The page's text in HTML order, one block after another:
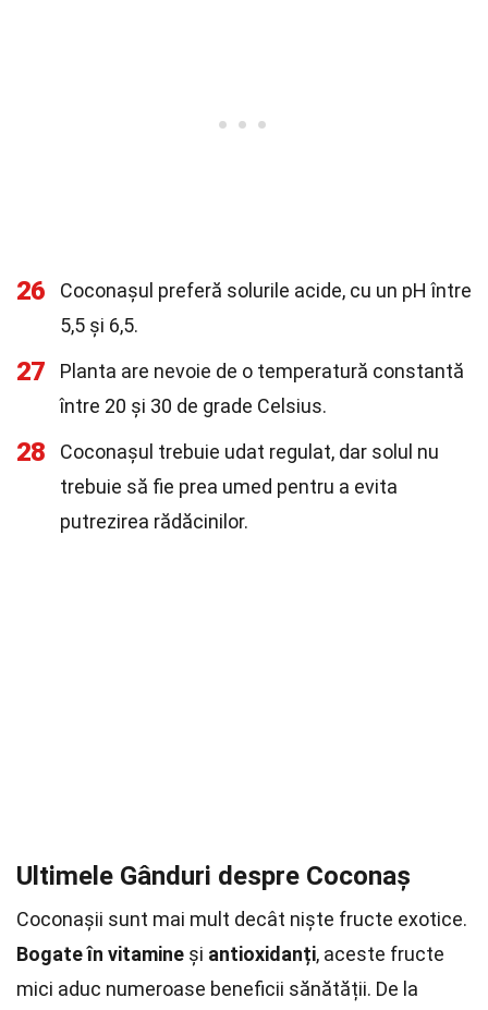
26
Coconașul preferă solurile acide, cu un pH între
5,5 și 6,5.
27
Planta are nevoie de o temperatură constantă
între 20 și 30 de grade Celsius.
28
Coconașul trebuie udat regulat, dar solul nu
trebuie să fie prea umed pentru a evita
putrezirea rădăcinilor.
Ultimele Gânduri despre Coconaș
Coconașii sunt mai mult decât niște fructe exotice.
Bogate în vitamine și antioxidanți, aceste fructe
mici aduc numeroase beneficii sănătății. De la